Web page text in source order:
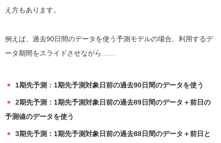
え方もあります。
例えば、過去90日間のデータを使う予測モデルの場合、利用するデ
ータ期間をスライドさせながら……
1期先予測：1期先予測対象日前の過去90日間のデータを使う
2期先予測：1期先予測対象日前の過去89日間のデータ＋前日の
予測値のデータを使う
3期先予測：1期先予測対象日前の過去88日間のデータ＋前日と